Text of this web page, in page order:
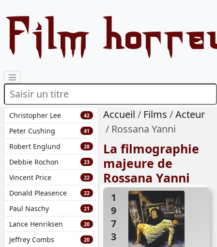
Film
Christopher Lee 42
Peter Cushing 41
Robert Englund 28
Debbie Rochon 23
Vincent Price 22
Donald Pleasence 22
Paul Naschy 21
Lance Henriksen 20
Jeffrey Combs 20
Accueil Films
Acteur
Rossana Yanni
La filmographie
majeure de
Rossana Yanni
1973